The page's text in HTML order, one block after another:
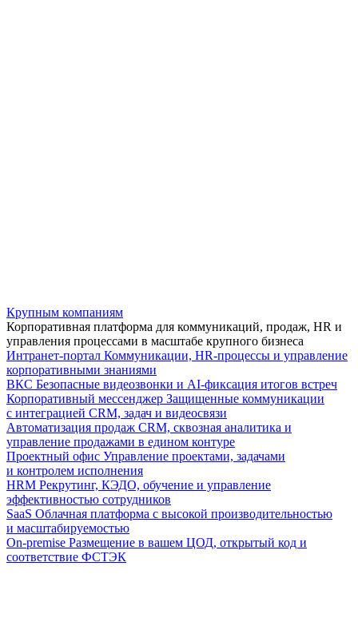
Крупным компаниям
Корпоративная платформа для коммуникаций, продаж, HR и
управления процессами в масштабе крупного бизнеса
Интранет-портал Коммуникации, HR-процессы и управление
корпоративными знаниями
ВКС Безопасные видеозвонки и AI-фиксация итогов встреч
Корпоративный мессенджер Защищенные коммуникации
с интеграцией CRM, задач и видеосвязи
Автоматизация продаж CRM, сквозная аналитика и
управление продажами в едином контуре
Проектный офис Управление проектами, задачами
и контролем исполнения
HRM Рекрутинг, КЭДО, обучение и управление
эффективностью сотрудников
SaaS Облачная платформа с высокой производительностью
и масштабируемостью
On-premise Размещение в вашем ЦОД, открытый код и
соответствие ФСТЭК